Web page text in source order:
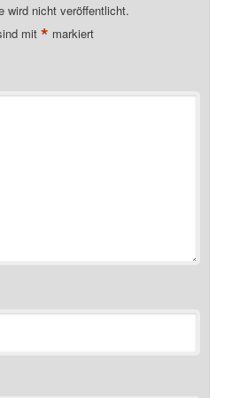
wird nicht veröffentlicht.
mit* markiert